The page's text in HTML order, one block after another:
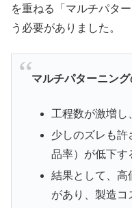
を重ねる「マルチパタ
う必要がありました。
マルチパターニング
工程数が激増し
少しのズレも許
品率）が低下す
結果として、高
があり、製造コ